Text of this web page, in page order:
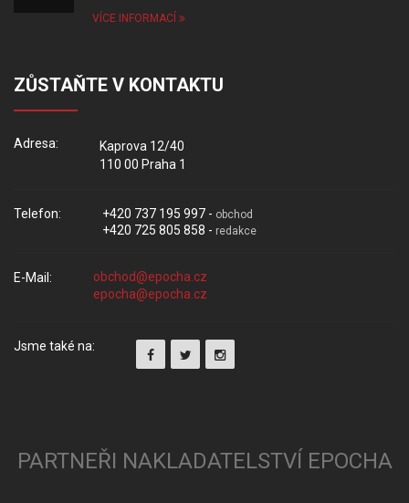
VÍCE INFORMACÍ
ZŮSTAŇTE V KONTAKTU
Adresa:
Kaprova 12/40
110 00 Praha 1
Telefon: +420 737 195 997 - obchod
+420 725 805 858 - redakce
E-Mail:
Jsme také na:
PARTNEŘI NAKLADATELSTVÍ EPOCHA